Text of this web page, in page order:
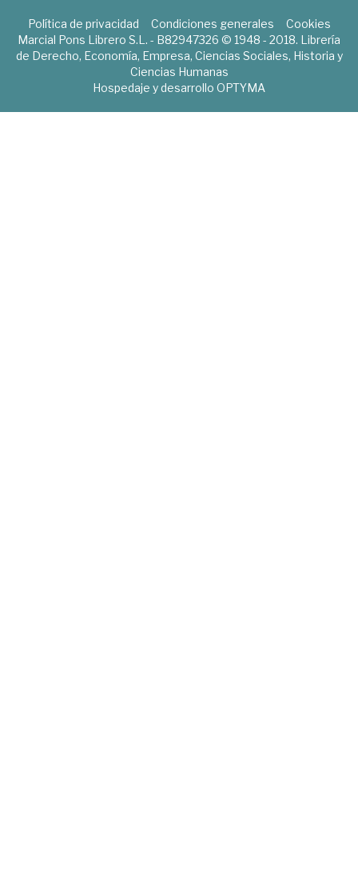
Política de privacidad Condiciones generales
Cookies
Marcial Pons Librero S.L. - B82947326 © 1948 - 2018. Librería
de Derecho, Economía, Empresa, Ciencias Sociales, Historia y
Ciencias Humanas
Hospedaje y desarrollo OPTYMA